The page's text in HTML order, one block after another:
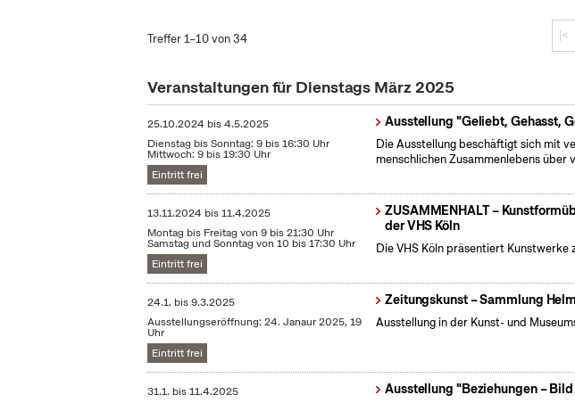
Treffer 1–10 von 34 |<
Veranstaltungen für Dienstags März 2025
25.10.2024 bis4.5.2025
Dienstag bis Sonntag: 9 bis 16:30 Uhr
Mittwoch: 9 bis 19:30 Uhr
Eintritt frei
Ausstellung "Geliebt, Gehasst,
Die Ausstellung beschäftigt sich mit
menschlichen Zusammenlebens über
13.11.2024 bis11.4.2025
Montag bis Freitag von 9 bis 21:30 Uhr
Samstag und Sonntag von 10 bis 17:30 Uhr
Eintritt frei
ZUSAMMENHALT –
der VHS Köln
Die VHS Köln präsentiert Kunstwerke
24.1. bis9.3.2025
Ausstellungseröffnung: 24. Janaur 2025, 19
Uhr
Eintritt frei
Zeitungskunst – Sammlung
Ausstellung in der Kunst- und
31.1. bis11.4.2025
Ausstellung "Beziehungen –